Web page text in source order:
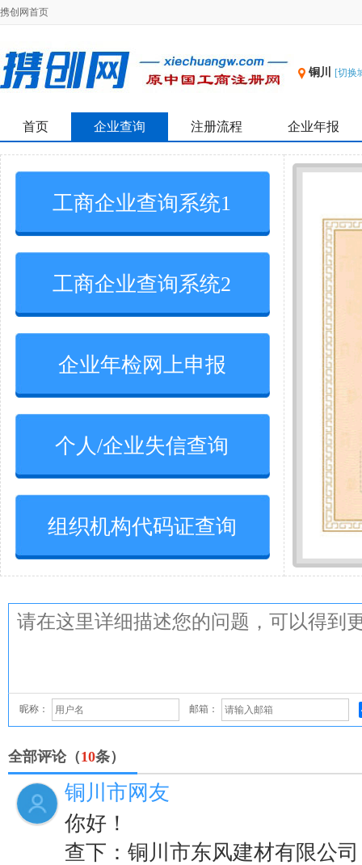
携创网首页
铜川 [切换
首页 企业查询 注册流程 企业年报
工商企业查询系统1
工商企业查询系统2
企业年检网上申报
个人/企业失信查询
组织机构代码证查询
昵称： 邮箱：
全部评论（10条）
铜川市网友
你好！
查下：铜川市东风建材有限公司